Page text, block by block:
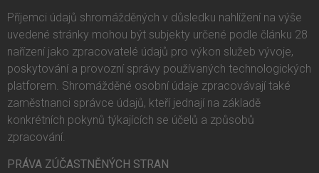
Příjemci údajů shromážděných v důsledku nahlížení na výše
uvedené stránky mohou být subjekty určené podle článku 28
nařízení jako zpracovatelé údajů pro výkon služeb vývoje,
poskytování a provozní správy používaných technologických
platforem. Shromážděné osobní údaje zpracovávají také
zaměstnanci správce údajů, kteří jednají na základě
konkrétních pokynů týkajících se účelů a způsobů
zpracování.
PRÁVA ZÚČASTNĚNÝCH STRAN